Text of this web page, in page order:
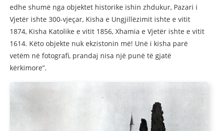
edhe shumë nga objektet historike ishin zhdukur, Pazari i
Vjetër ishte 300-vjeçar, Kisha e Ungjillëzimit ishte e vitit
1874, Kisha Katolike e vitit 1856, Xhamia e Vjetër ishte e vitit
1614. Këto objekte nuk ekzistonin më! Unë i kisha parë
vetëm në fotografi, prandaj nisa një punë të gjatë
kërkimore”.